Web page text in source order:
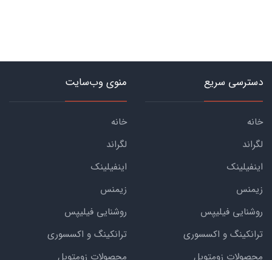
دسترسی سریع
خانه
لگراند
اینفیلینک
زیمنس
روشنایی فیلیپس
ترانکینگ و اکسسوری
محصولات زومتوبل
منوی وب‌سایت
خانه
لگراند
اینفیلینک
زیمنس
روشنایی فیلیپس
ترانکینگ و اکسسوری
محصولات زومتوبل